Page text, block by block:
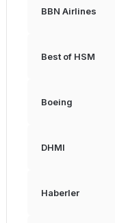
BBN Airlines
Best of HSM
Boeing
DHMI
Haberler